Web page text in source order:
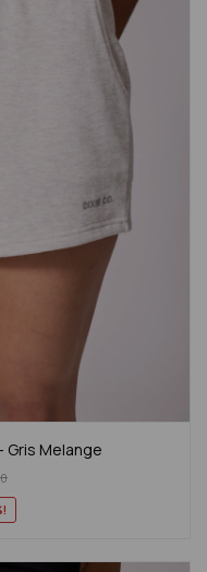
Gris Melange